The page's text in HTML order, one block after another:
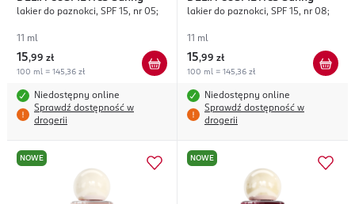
lakier do paznokci, SPF 15, nr 05;
11 ml
15,99 zł
100 ml = 145,36 zł
Niedostępny online
Sprawdź dostępność w
drogerii
lakier do paznokci, SPF 15, nr 08;
11 ml
15,99 zł
100 ml = 145,36 zł
Niedostępny online
Sprawdź dostępność w
drogerii
NOWE NOWE